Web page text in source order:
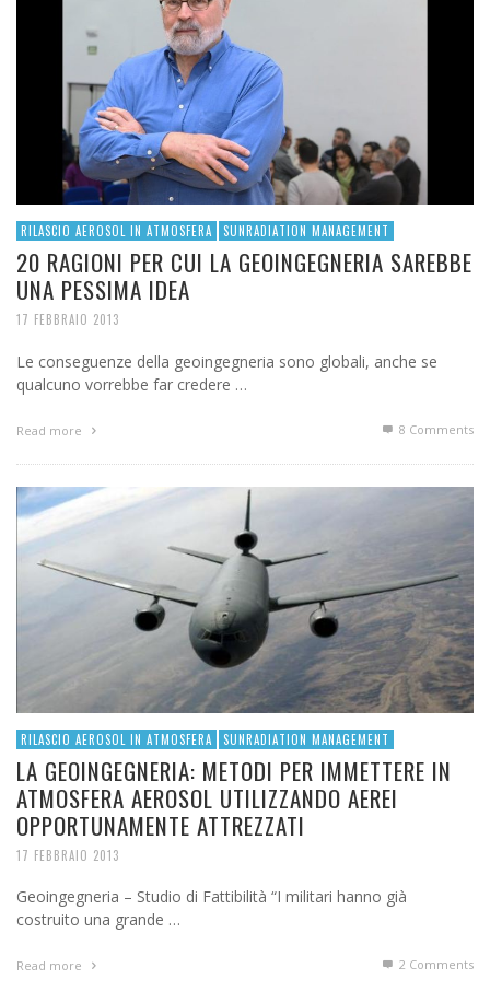
RILASCIO AEROSOL IN ATMOSFERA SUNRADIATION MANAGEMENT
20 RAGIONI PER CUI LA GEOINGEGNERIA SAREBBE
UNA PESSIMA IDEA
17 FEBBRAIO 2013
Le conseguenze della geoingegneria sono globali, anche se
qualcuno vorrebbe far credere …
Read more 8 Comments
RILASCIO AEROSOL IN ATMOSFERA SUNRADIATION MANAGEMENT
LA GEOINGEGNERIA: METODI PER IMMETTERE IN
ATMOSFERA AEROSOL UTILIZZANDO AEREI
OPPORTUNAMENTE ATTREZZATI
17 FEBBRAIO 2013
Geoingegneria – Studio di Fattibilità “I militari hanno già
costruito una grande …
Read more 2 Comments